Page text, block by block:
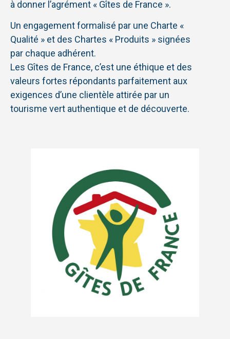
à donner l’agrément « Gîtes de France ».
Un engagement formalisé par une Charte «
Qualité » et des Chartes « Produits » signées
par chaque adhérent.
Les Gîtes de France, c’est une éthique et des
valeurs fortes répondants parfaitement aux
exigences d’une clientèle attirée par un
tourisme vert authentique et de découverte.